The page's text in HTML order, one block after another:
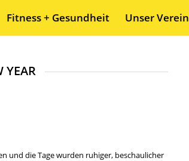
Fitness + Gesundheit Unser Verein
und die Tage wurden ruhiger, beschaulicher